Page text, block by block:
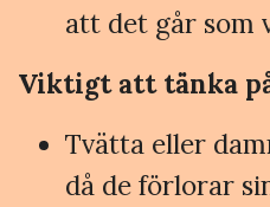
att det går som
Viktigt att tänka
Tvätta eller
då de förlorar